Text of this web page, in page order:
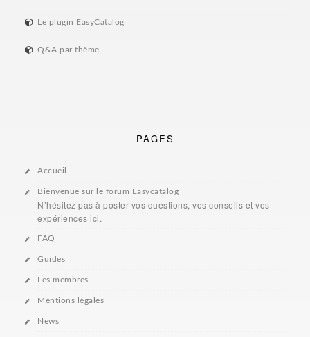
Le plugin EasyCatalog
Q&A par thème
PAGES
Accueil
Bienvenue sur le forum Easycatalog
N’hésitez pas à poster vos questions, vos conseils et vos
expériences ici.
FAQ
Guides
Les membres
Mentions légales
News